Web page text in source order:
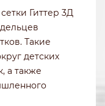
Гиттер 3Д
Такие
детских
а также